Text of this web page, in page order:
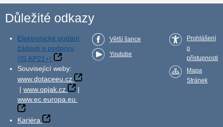
Důležité odkazy
Elektronické podání
žádosti o podporu
(IS KP21+)
Související weby:
www.dotaceeu.cz
| www.opjak.cz
|
www.ec.europa.eu
Kariéra
Větší šance
Youtube
Prohlášení
o
přístupnosti
Mapa
Stránek